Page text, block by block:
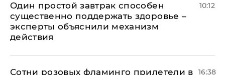
Один простой завтрак способен
существенно поддержать здоровье –
эксперты объяснили механизм
действия
10:12
Сотни розовых фламинго прилетели в
16:38